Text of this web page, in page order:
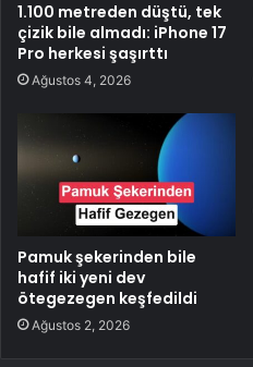
1.100 metreden düştü, tek
çizik bile almadı: iPhone 17
Pro herkesi şaşırttı
Ağustos 4, 2026
Pamuk şekerinden bile
hafif iki yeni dev
ötegezegen keşfedildi
Ağustos 2, 2026